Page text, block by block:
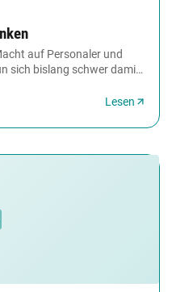
auf Personaler und
sich bislang schwer damit,
Lesen